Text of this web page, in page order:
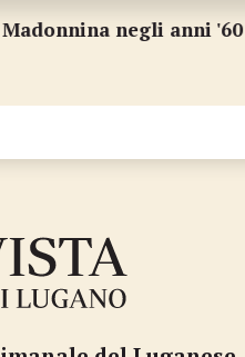
negli anni '60